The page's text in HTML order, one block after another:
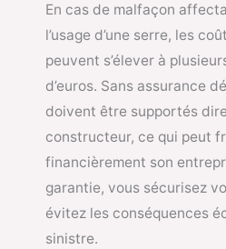
En cas de malfaçon
l’usage d’une serre, les
peuvent s’élever à
d’euros. Sans assurance
doivent être supportés
constructeur, ce qui peut
financièrement son
garantie, vous sécurisez
évitez les conséquences
sinistre.